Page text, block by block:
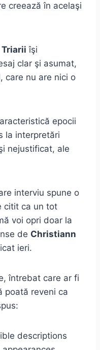
creează în acelaşi
Triarii îşi
clar şi asumat,
care nu are nici o
epocii
la interpretări
nejustificat, ale
interviu spune o
citit ca un tot
voi opri doar la
de Christiann
ieri.
întrebat care ar fi
poată reveni ca
descriptions